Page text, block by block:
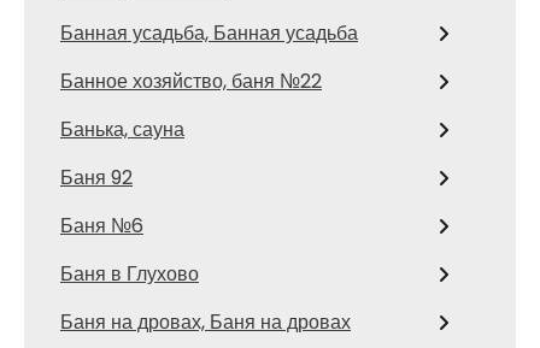
Банная усадьба, Банная усадьба
Банное хозяйство, баня №22
Банька, сауна
Баня 92
Баня №6
Баня в Глухово
Баня на дровах, Баня на дровах